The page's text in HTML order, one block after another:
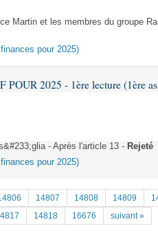
Martin et les membres du groupe
pour 2025)
POUR 2025 - 1ère lecture (1ère
- Après l'article 13 - Rejeté
pour 2025)
14807 14808 14809
14818 16676 suivant »